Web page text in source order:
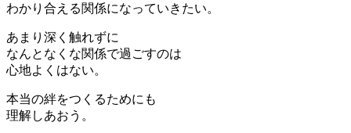
わかり合える関係になっていきたい。
あまり深く触れずに
なんとなくな関係で過ごすのは
心地よくはない。
本当の絆をつくるためにも
理解しあおう。